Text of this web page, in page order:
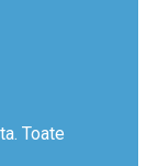
Toate